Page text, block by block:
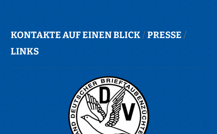
KONTAKTE AUF EINEN BLICK/PRESSE /
LINKS